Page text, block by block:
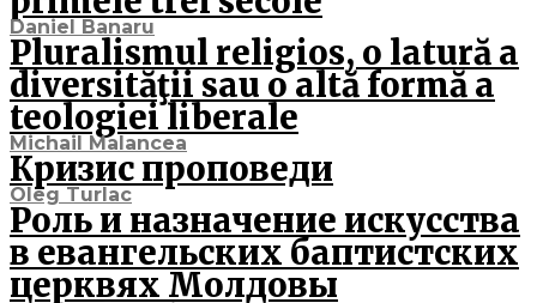
Daniel Banaru
Pluralismul religios, o latură a
diversităţii sau o altă formă a
teologiei liberale
Michail Malancea
Кризис проповеди
Oleg Turlac
Роль и назначение искусства
в евангельских баптистских
церквях Молдовы